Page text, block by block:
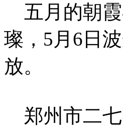
五月的朝霞
璨，5月6日
放。
郑州市二七